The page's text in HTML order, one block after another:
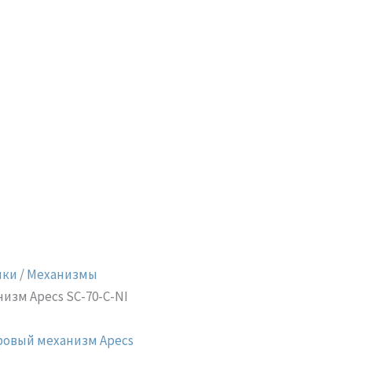
/Механизмы
Apecs SC-70-C-NI
механизм Apecs